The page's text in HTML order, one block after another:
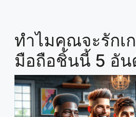
ทำไมคุณจะรักเ
มือถือชิ้นนี้ 5 อัน